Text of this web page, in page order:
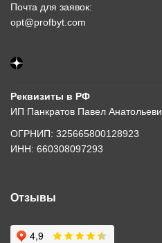
Почта для заявок:
opt@profbyt.com
Реквизиты в РФ
ИП Панкратов Павел
ОГРНИП: 325665800128923
ИНН: 660308097293
Отзывы